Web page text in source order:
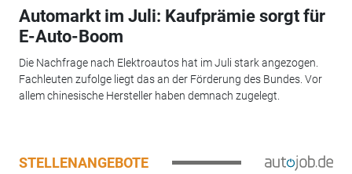
Automarkt im Juli: Kaufprämie sorgt für
E-Auto-Boom
Die Nachfrage nach Elektroautos hat im Juli stark angezogen.
Fachleuten zufolge liegt das an der Förderung des Bundes. Vor
allem chinesische Hersteller haben demnach zugelegt.
STELLENANGEBOTE